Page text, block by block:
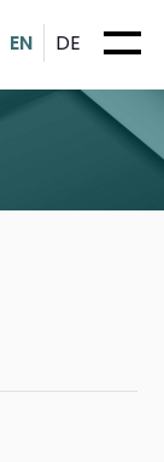
EN DE